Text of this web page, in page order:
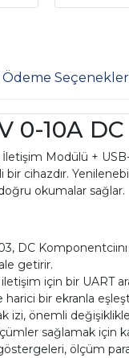
Ödeme
0-10A
Modülü +
cihazdır.
okumalar sağlar.
DC
getirir.
için bir UART
bir ekranla
izi, önemli
sağlamak
ölçüm